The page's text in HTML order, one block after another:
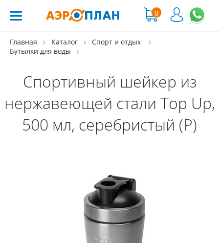
0
Главная Каталог
Спорт и отдых
Бутылки для воды
Спортивный шейкер из
нержавеющей стали Top Up,
500 мл, серебристый (Р)